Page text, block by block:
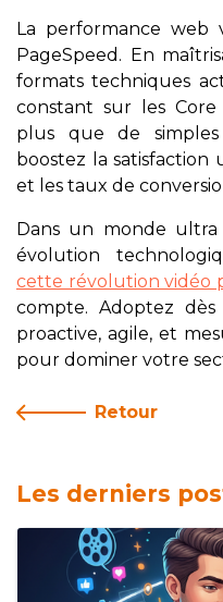
La performance web
PageSpeed. En
formats techniques
constant sur les Core
plus que de
boostez la
et les taux de
Dans un monde
évolution
cette révolution vidéo
compte. Adoptez
proactive, agile, et
pour dominer votre
Retour
Les derniers